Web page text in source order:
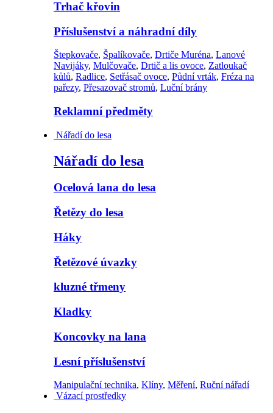
Trhač křovin
Příslušenství a náhradní díly
Štepkovače, Špalíkovače, Drtiče Muréna, Lanové
Navijáky, Mulčovače, Drtič a lis ovoce, Zatloukač
kůlů, Radlice, Setřásač ovoce, Půdní vrták, Fréza na
pařezy, Přesazovač stromů, Luční brány
Reklamní předměty
Nářadí do lesa
Nářadí do lesa
Ocelová lana do lesa
Řetězy do lesa
Háky
Řetězové úvazky
kluzné třmeny
Kladky
Koncovky na lana
Lesní příslušenství
Manipulační technika, Klíny, Měření, Ruční nářadí
Vázací prostředky